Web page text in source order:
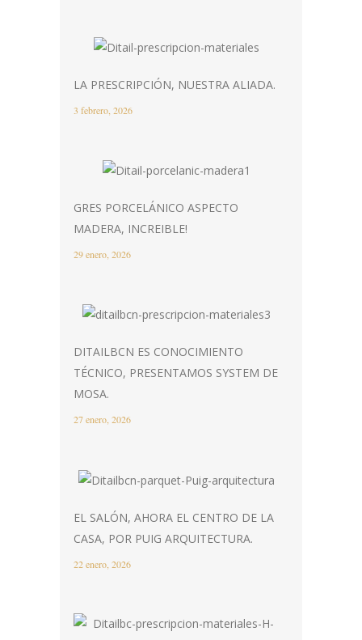
LA PRESCRIPCIÓN, NUESTRA ALIADA.
3 febrero, 2026
GRES PORCELÁNICO ASPECTO
MADERA, INCREIBLE!
29 enero, 2026
DITAILBCN ES CONOCIMIENTO
TÉCNICO, PRESENTAMOS SYSTEM DE
MOSA.
27 enero, 2026
EL SALÓN, AHORA EL CENTRO DE LA
CASA, POR PUIG ARQUITECTURA.
22 enero, 2026